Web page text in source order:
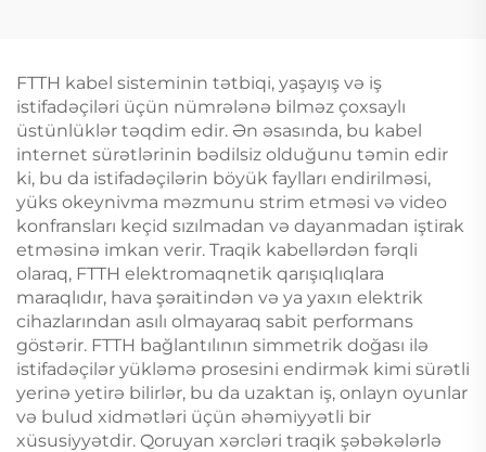
FTTH kabel sisteminin tətbiqi, yaşayış və iş
istifadəçiləri üçün nümrələnə bilməz çoxsaylı
üstünlüklər təqdim edir. Ən əsasında, bu kabel
internet sürətlərinin bədilsiz olduğunu təmin edir
ki, bu da istifadəçilərin böyük faylları endirilməsi,
yüks okeynivma məzmunu strim etməsi və video
konfransları keçid sızılmadan və dayanmadan iştirak
etməsinə imkan verir. Traqik kabellərdən fərqli
olaraq, FTTH elektromaqnetik qarışıqlıqlara
maraqlıdır, hava şəraitindən və ya yaxın elektrik
cihazlarından asılı olmayaraq sabit performans
göstərir. FTTH bağlantılının simmetrik doğası ilə
istifadəçilər yükləmə prosesini endirmək kimi sürətli
yerinə yetirə bilirlər, bu da uzaktan iş, onlayn oyunlar
və bulud xidmətləri üçün əhəmiyyətli bir
xüsusiyyətdir. Qoruyan xərcləri traqik şəbəkələrlə